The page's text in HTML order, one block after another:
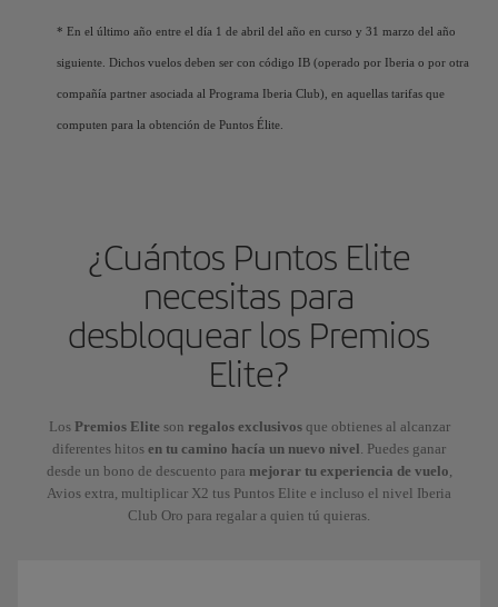
* En el último año entre el día 1 de abril del año en curso y 31 marzo del año
siguiente. Dichos vuelos deben ser con código IB (operado por Iberia o por otra
compañía partner asociada al Programa Iberia Club), en aquellas tarifas que
computen para la obtención de Puntos Élite.
¿Cuántos Puntos Elite
necesitas para
desbloquear los Premios
Elite?
Los Premios Elite son regalos exclusivos que obtienes al alcanzar
diferentes hitos en tu camino hacía un nuevo nivel . Puedes ganar
desde un bono de descuento para mejorar tu experiencia de vuelo
Avios extra, multiplicar X2 tus Puntos Elite e incluso el nivel Iberia
Club Oro para regalar a quien tú quieras.